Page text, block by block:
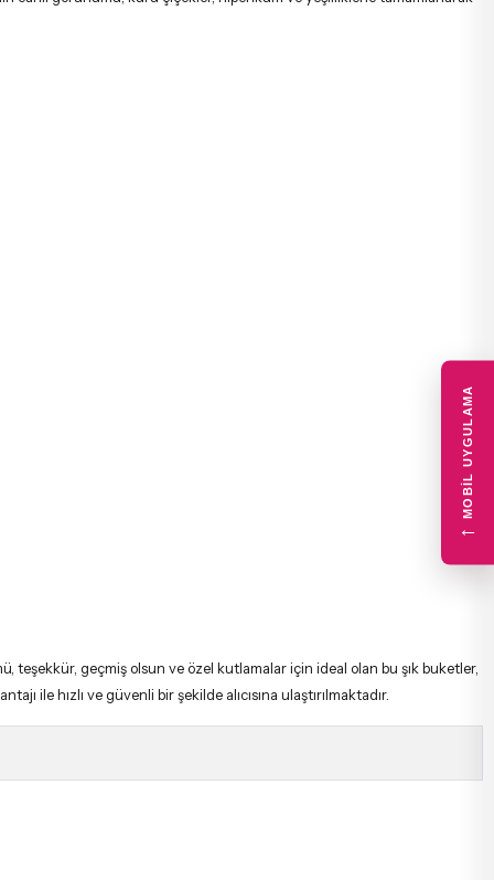
teşekkür, geçmiş olsun ve özel kutlamalar için ideal olan bu şık buketler,
MOBIL UYGULAMA
←